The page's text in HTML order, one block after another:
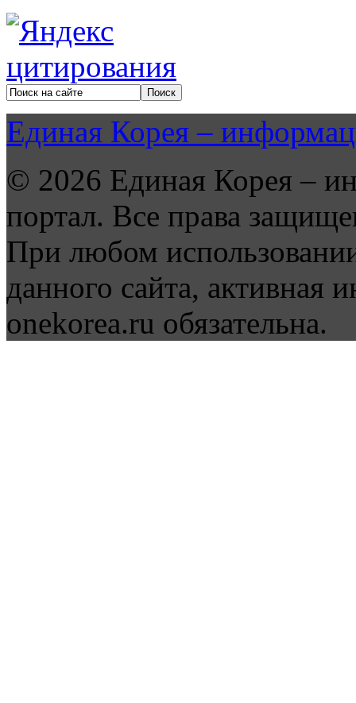
Единая Корея –
© 2026 Единая Корея –
портал. Все права
При любом
данного сайта, активная
onekorea.ru обязательна.